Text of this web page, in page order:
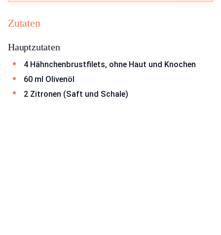
Zutaten
Hauptzutaten
4 Hähnchenbrustfilets, ohne Haut und Knochen
60 ml Olivenöl
2 Zitronen (Saft und Schale)